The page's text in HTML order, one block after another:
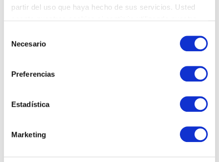
partir del uso que haya hecho de sus servicios. Usted
Necesario
Preferencias
Estadística
Marketing